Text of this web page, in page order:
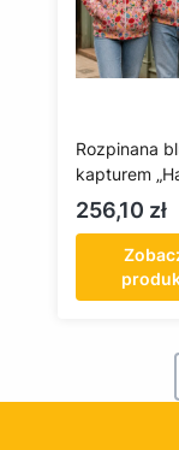
Rozpinana
kapturem
kociewski na
różowym tle”
Cena
256,10 zł